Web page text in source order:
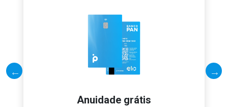
Anuidade grátis